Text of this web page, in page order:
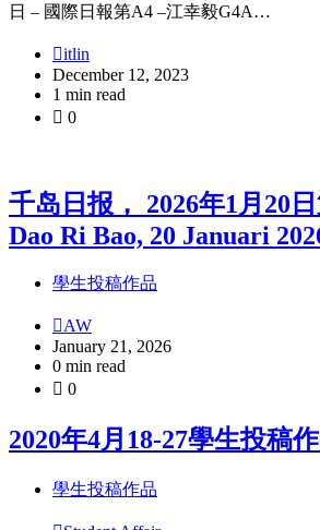
日 – 國際日報第A4 –江幸毅G4A…
itlin
December 12, 2023
1 min read
0
千岛日报， 2026年1月20
Dao Ri Bao, 20 Januari
學生投稿作品
AW
January 21, 2026
0 min read
0
2020年4月18-27學生投稿
學生投稿作品